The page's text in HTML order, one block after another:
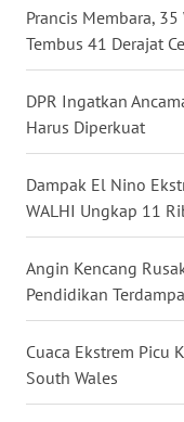
Prancis Membara,
Tembus 41 Derajat
DPR Ingatkan
Harus Diperkuat
Dampak El Nino
WALHI Ungkap 11
Angin Kencang
Pendidikan
Cuaca Ekstrem Picu
South Wales
WN
SULSEL
WN
WN
WN
MALUKU
WN
MALUT